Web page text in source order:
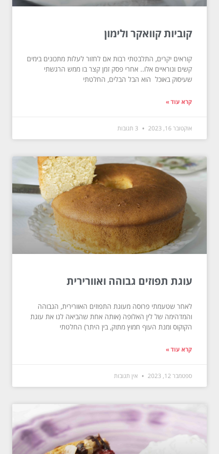
קוביות קוואקר ולימון
קוראים יקרים, התלבטתי רבות אם לחזור לעלות מתכונים בימים
קשים ונוראיים אלו.. אחרי פסק זמן קצר בו ממש הרגשתי
שעיסוק באוכל הוא הבל הבלים, החלטתי
קרא עוד »
אוקטובר 16, 2023
עוגת תפוזים גבוהה ואוורירית
לאחר שטעמתי פרוסה מעוגת התפוזים האוורירית, הגבוהה
והמדהימה של לין האלופה (אותה אחת שהביאה לנו את עוגת
הקוקוס ומנת העוף חמוץ מתוק, בין היתר) החלטתי
קרא עוד »
ספטמבר 12, 2023 אין תגובות